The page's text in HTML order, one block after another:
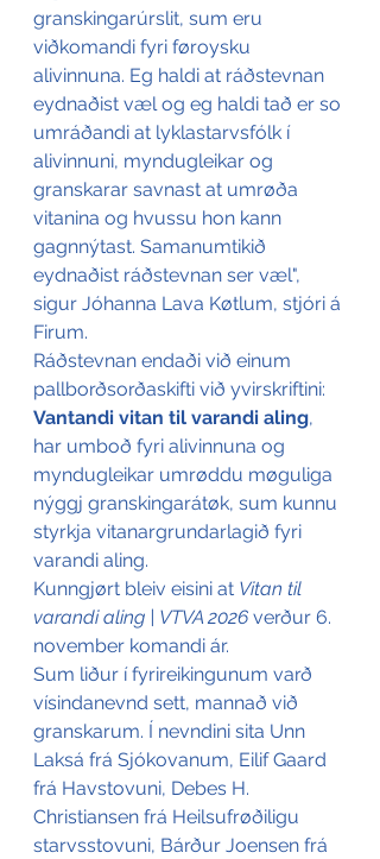
granskingarúrslit, sum eru
viðkomandi fyri føroysku
alivinnuna. Eg haldi at ráðstevnan
eydnaðist væl og eg haldi tað er so
umráðandi at lyklastarvsfólk í
alivinnuni, myndugleikar og
granskarar savnast at umrøða
vitanina og hvussu hon kann
gagnnýtast. Samanumtikið
eydnaðist ráðstevnan ser væl",
sigur Jóhanna Lava Køtlum, stjóri á
Firum.
Ráðstevnan endaði við einum
pallborðsorðaskifti við yvirskriftini:
Vantandi vitan til varandi aling,
har umboð fyri alivinnuna og
myndugleikar umrøddu møguliga
nýggj granskingarátøk, sum kunnu
styrkja vitanargrundarlagið fyri
varandi aling.
Kunngjørt bleiv eisini at Vitan til
varandi aling | VTVA 2026 verður 6.
november komandi ár.
Sum liður í fyrireikingunum varð
vísindanevnd sett, mannað við
granskarum. Í nevndini sita Unn
Laksá frá Sjókovanum, Eilif Gaard
frá Havstovuni, Debes H.
Christiansen frá Heilsufrøðiligu
starvsstovuni, Bárður Joensen frá